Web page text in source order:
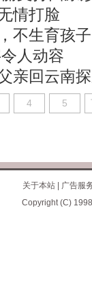
情打脸
不生育孩子
人动容
亲回云南
4 5
关于本站|
广告服
Copyright (C)